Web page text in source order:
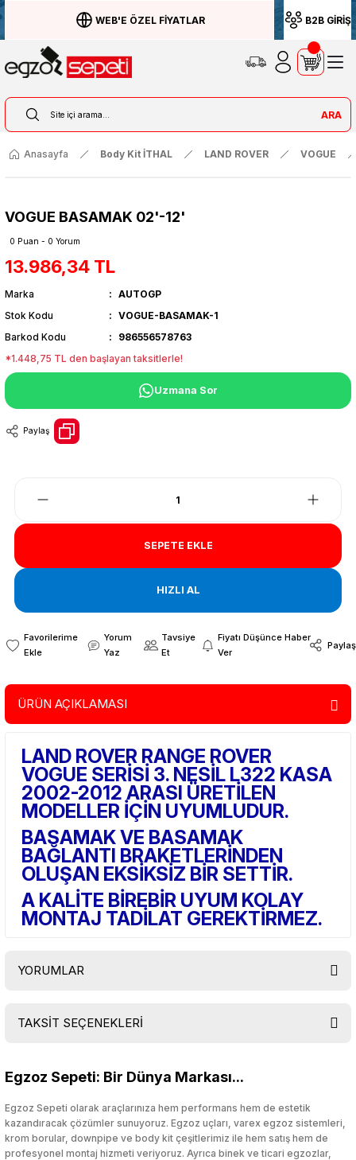
WEB'E ÖZEL FİYATLAR B2B GİRİŞ
ARA
Anasayfa Body Kit İTHAL LAND ROVER VOGUE
VOGUE BASAMAK 02'-12'
0 Puan - 0 Yorum
13.986,34 TL
Marka
AUTOGP
Stok Kodu
VOGUE-BASAMAK-1
Barkod Kodu
986556578763
*1.448,75 TL den başlayan taksitlerle!
Uzmana Sor
Paylaş
SEPETE EKLE
HIZLI AL
Yorum
Yaz
Tavsiye
Et
Fiyatı Düşünce Haber
Ver
Paylaş
ÜRÜN AÇIKLAMASI
LAND ROVER RANGE ROVER
VOGUE SERİSİ 3. NESİL L322 KASA
2002-2012 ARASI ÜRETİLEN
MODELLER İÇİN UYUMLUDUR.
BASAMAK VE BASAMAK
BAĞLANTI BRAKETLERİNDEN
OLUŞAN EKSİKSİZ BİR SETTİR.
A KALİTE BİREBİR UYUM KOLAY
MONTAJ TADİLAT GEREKTİRMEZ.
YORUMLAR
TAKSİT SEÇENEKLERİ
Egzoz Sepeti: Bir Dünya Markası...
Egzoz Sepeti olarak araçlarınıza hem performans hem de estetik
kazandıracak çözümler sunuyoruz. Egzoz uçları, varex egzoz sistemleri,
krom borular, downpipe ve body kit çeşitlerimiz ile hem satış hem de
profesyonel montaj hizmeti veriyoruz. Ayrıca binek ve ticari egzozlar,